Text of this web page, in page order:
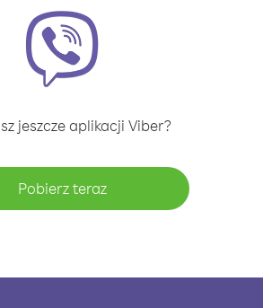
jeszcze aplikacji Viber?
Pobierz teraz